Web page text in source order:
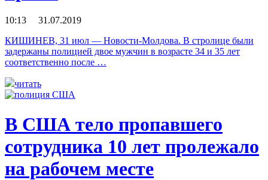
10:13 31.07.2019
КИШИНЕВ, 31 июл — Новости-Молдова. В стролице были
задержаны полицией двое мужчин в возрасте 34 и 35 лет
соответственно после …
читать
В США тело пропавшего
сотрудника 10 лет пролежало
на рабочем месте